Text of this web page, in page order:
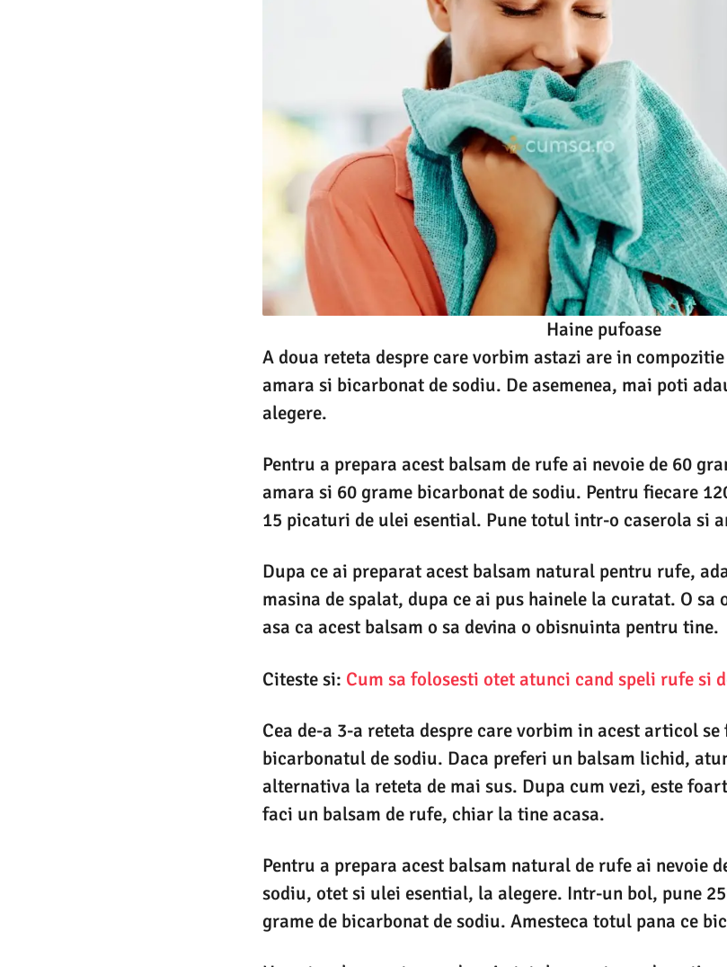
Haine pufoase
A doua reteta despre care vorbim astazi are in
amara si bicarbonat de sodiu. De asemenea, mai poti
alegere.
Pentru a prepara acest balsam de rufe ai nevoie de 60
amara si 60 grame bicarbonat de sodiu. Pentru fiecare
15 picaturi de ulei esential. Pune totul intr-o caserola si
Dupa ce ai preparat acest balsam natural pentru rufe,
masina de spalat, dupa ce ai pus hainele la curatat. O
asa ca acest balsam o sa devina o obisnuinta pentru tine.
Citeste si: Cum sa folosesti otet atunci cand speli rufe si
Cea de-a 3-a reteta despre care vorbim in acest articol
bicarbonatul de sodiu. Daca preferi un balsam lichid,
alternativa la reteta de mai sus. Dupa cum vezi, este
faci un balsam de rufe, chiar la tine acasa.
Pentru a prepara acest balsam natural de rufe ai nevoie
sodiu, otet si ulei esential, la alegere. Intr-un bol, pune
grame de bicarbonat de sodiu. Amesteca totul pana ce